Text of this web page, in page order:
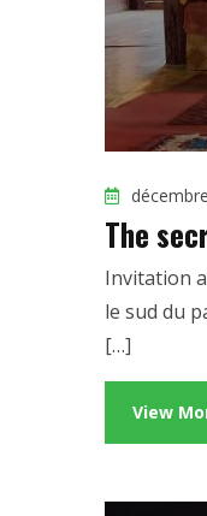
The
Invitation
le sud du
[…]
View